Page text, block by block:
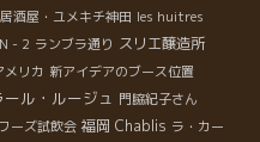
居酒屋・ユメキチ神田 les huitres
- 2 ランブラ通り スリエ醸造所
メリカ 新アイデアのブース位置
ール・ルージュ 門脇紀子さん
ーズ試飲会 福岡 Chablis ラ・カー